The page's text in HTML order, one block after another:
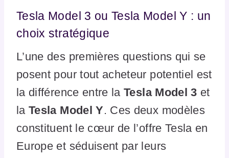
Tesla Model 3 ou Tesla Model Y : un
choix stratégique
L’une des premières questions qui se
posent pour tout acheteur potentiel est
la différence entre laTesla Model 3 et
laTesla Model Y. Ces deux modèles
constituent le cœur de l’offre Tesla en
Europe et séduisent par leurs